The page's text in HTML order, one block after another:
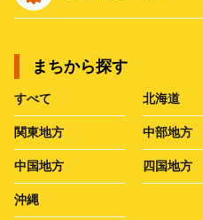
まちから探す
すべて 北海道
関東地方 中部地方
中国地方 四国地方
沖縄